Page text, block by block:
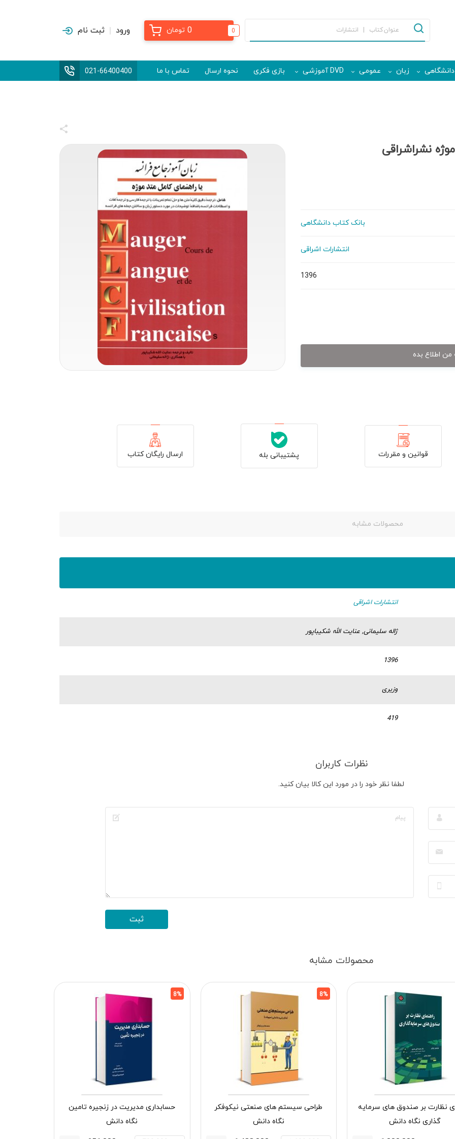
0
0 تومان ورود ثبت نام
دانشگاهی زبان عمومی DVD آموزشی بازی فکری نحوه ارسال تماس با ما 021-66400400
نشراشراقی
بانک کتاب دانشگاهی
انتشارات اشراقی
1396
اطلاع بده
قوانین و مقررات پشتیبانی بله ارسال رایگان کتاب
محصولات مشابه
انتشارات اشراقی
ژاله سلیمانی, عنایت الله شکیباپور
1396
وزیری
419
نظرات کاربران
لطفا نظر خود را در مورد این کالا بیان کنید.
محصولات مشابه
نظارت بر صندوق های سرمایه
گذاری نگاه دانش
8%
طراحی سیستم های صنعتی نیکوفکر
نگاه دانش
8%
حسابداری مدیریت در زنجیره تامین
نگاه دانش